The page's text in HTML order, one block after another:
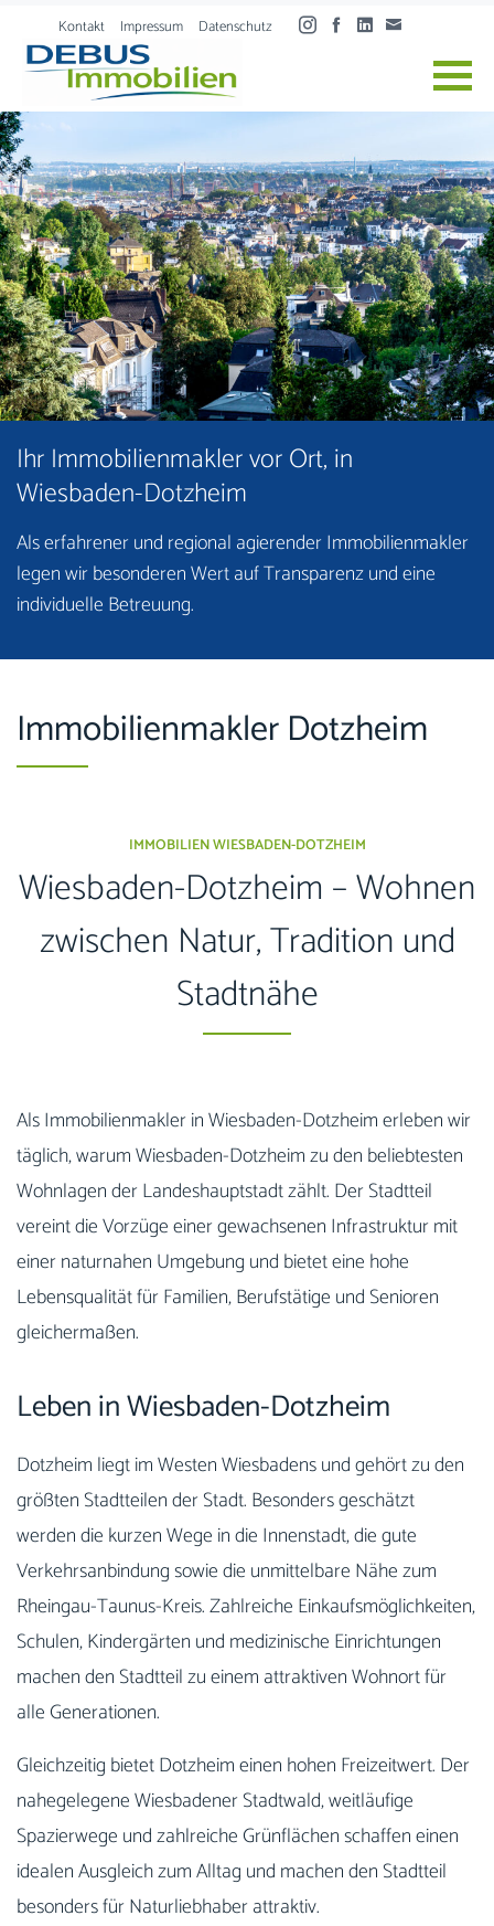
Skip to content
Kontakt Impressum Datenschutz
Ihr Immobilienmakler vor Ort, in
Wiesbaden-Dotzheim
Als erfahrener und regional agierender Immobilienmakler
legen wir besonderen Wert auf Transparenz und eine
individuelle Betreuung.
Immobilienmakler Dotzheim
IMMOBILIEN WIESBADEN-DOTZHEIM
Wiesbaden-Dotzheim – Wohnen
zwischen Natur, Tradition und
Stadtnähe
Als Immobilienmakler in Wiesbaden-Dotzheim erleben wir
täglich, warum Wiesbaden-Dotzheim zu den beliebtesten
Wohnlagen der Landeshauptstadt zählt. Der Stadtteil
vereint die Vorzüge einer gewachsenen Infrastruktur mit
einer naturnahen Umgebung und bietet eine hohe
Lebensqualität für Familien, Berufstätige und Senioren
gleichermaßen.
Leben in Wiesbaden-Dotzheim
Dotzheim liegt im Westen Wiesbadens und gehört zu den
größten Stadtteilen der Stadt. Besonders geschätzt
werden die kurzen Wege in die Innenstadt, die gute
Verkehrsanbindung sowie die unmittelbare Nähe zum
Rheingau-Taunus-Kreis. Zahlreiche Einkaufsmöglichkeiten,
Schulen, Kindergärten und medizinische Einrichtungen
machen den Stadtteil zu einem attraktiven Wohnort für
alle Generationen.
Gleichzeitig bietet Dotzheim einen hohen Freizeitwert. Der
nahegelegene Wiesbadener Stadtwald, weitläufige
Spazierwege und zahlreiche Grünflächen schaffen einen
idealen Ausgleich zum Alltag und machen den Stadtteil
besonders für Naturliebhaber attraktiv.